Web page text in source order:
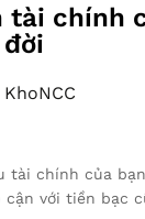
tài chính
KhoNCC
tài chính của
với tiền bạc